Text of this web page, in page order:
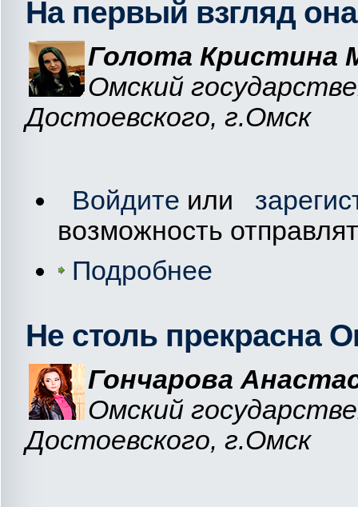
На первый взгляд
Голота Кристина
Омский
Достоевского, г.Омск
Войдите или
возможность
Подробнее
Не столь прекрасна
Гончарова
Омский
Достоевского, г.Омск